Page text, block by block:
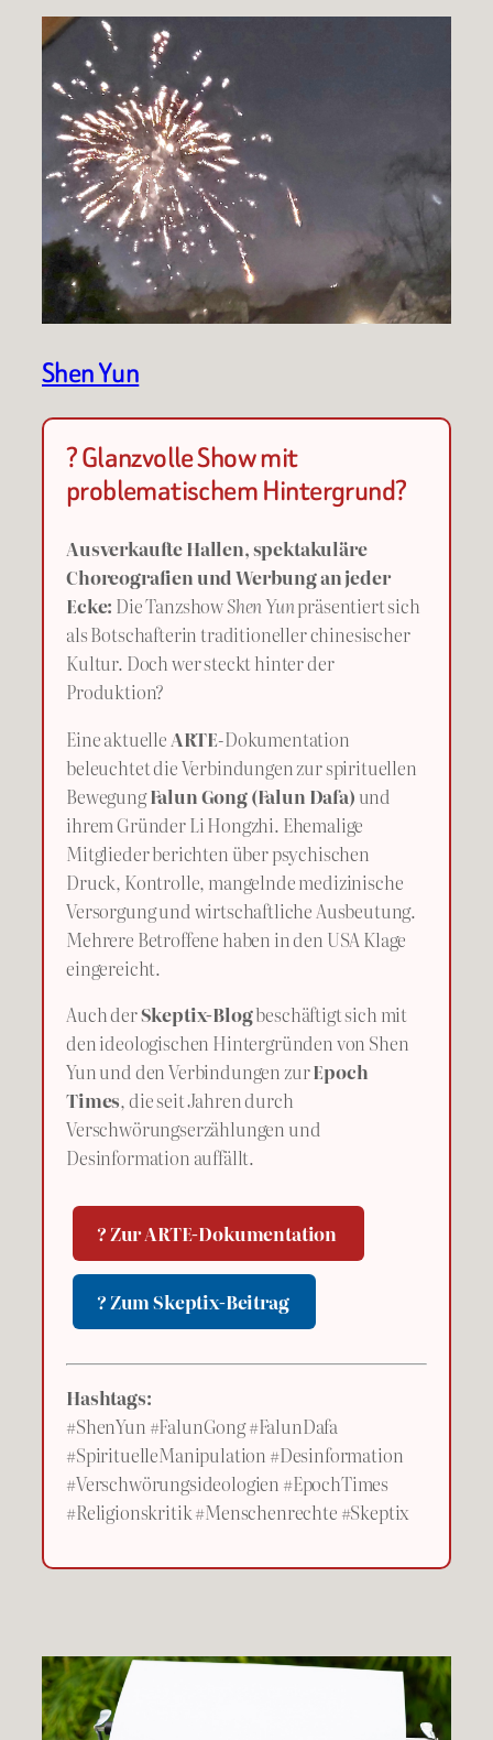
Shen Yun
? Glanzvolle Show mit
problematischem Hintergrund?
Ausverkaufte Hallen, spektakuläre
Choreografien und Werbung an jeder
Ecke: Die TanzshowShen Yunpräsentiert sich
als Botschafterin traditioneller chinesischer
Kultur. Doch wer steckt hinter der
Produktion?
Eine aktuelle ARTE-Dokumentation
beleuchtet die Verbindungen zur spirituellen
BewegungFalun Gong (Falun Dafa) und
ihrem Gründer Li Hongzhi. Ehemalige
Mitglieder berichten über psychischen
Druck, Kontrolle, mangelnde medizinische
Versorgung und wirtschaftliche Ausbeutung.
Mehrere Betroffene haben in den USA Klage
eingereicht.
Auch derSkeptix-Blogbeschäftigt sich mit
den ideologischen Hintergründen von Shen
Yun und den Verbindungen zurEpoch
Times, die seit Jahren durch
Verschwörungserzählungen und
Desinformation auffällt.
? Zur ARTE-Dokumentation
? Zum Skeptix-Beitrag
Hashtags:
#ShenYun #FalunGong #FalunDafa
#SpirituelleManipulation #Desinformation
#Verschwörungsideologien #EpochTimes
#Religionskritik #Menschenrechte #Skeptix